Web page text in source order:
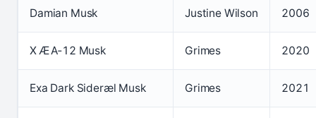
Damian Musk Justine Wilson 2006
X Æ A‑12 Musk Grimes 2020
Exa Dark Sideræl Musk Grimes 2021